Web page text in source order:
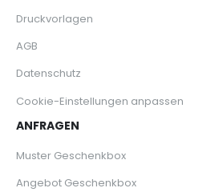
Druckvorlagen
AGB
Datenschutz
Cookie-Einstellungen anpassen
ANFRAGEN
Muster Geschenkbox
Angebot Geschenkbox